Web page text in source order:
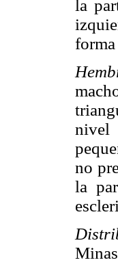
la
nivel
no
la